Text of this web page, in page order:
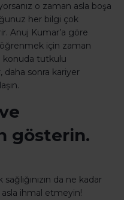
o zaman asla boşa
her bilgi çok
Anuj Kumar’a göre
için zaman
konuda tutkulu
daha sonra kariyer
gösterin.
da ne kadar
ihmal etmeyin!